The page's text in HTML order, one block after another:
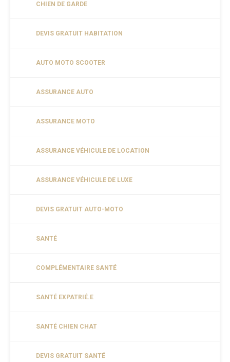
CHIEN DE GARDE
DEVIS GRATUIT HABITATION
AUTO MOTO SCOOTER
ASSURANCE AUTO
ASSURANCE MOTO
ASSURANCE VÉHICULE DE LOCATION
ASSURANCE VÉHICULE DE LUXE
DEVIS GRATUIT AUTO-MOTO
SANTÉ
COMPLÉMENTAIRE SANTÉ
SANTÉ EXPATRIÉ.E
SANTÉ CHIEN CHAT
DEVIS GRATUIT SANTÉ